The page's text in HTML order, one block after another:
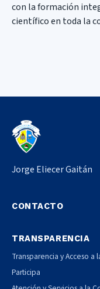
con la formación
científico en toda la
Jorge Eliecer Gaitán
CONTACTO
TRANSPARENCIA
Transparencia y Acceso a
Participa